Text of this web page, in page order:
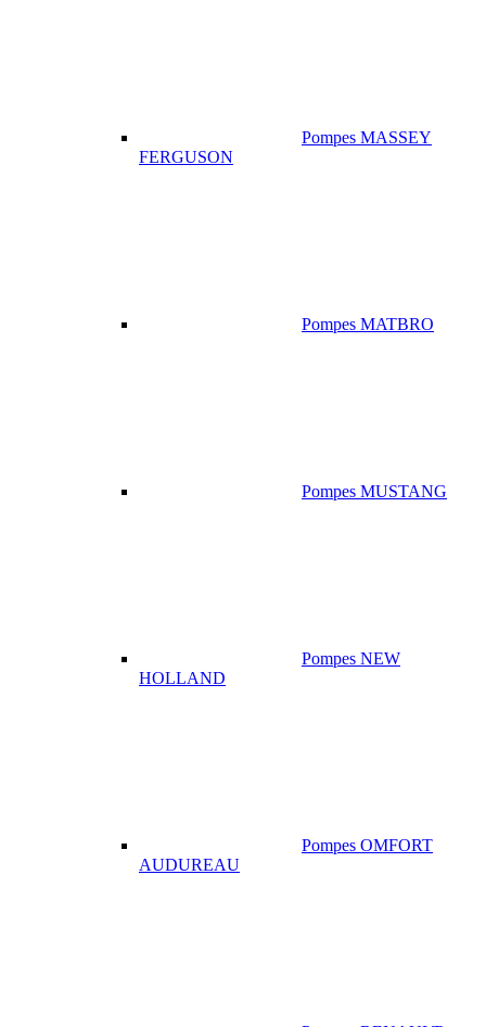
Pompes MASSEY
FERGUSON
Pompes MATBRO
Pompes MUSTANG
Pompes NEW
HOLLAND
Pompes OMFORT
AUDUREAU